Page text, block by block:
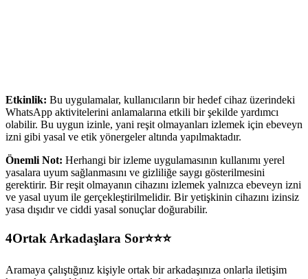
Etkinlik: Bu uygulamalar, kullanıcıların bir hedef cihaz üzerindeki
WhatsApp aktivitelerini anlamalarına etkili bir şekilde yardımcı
olabilir. Bu uygun izinle, yani reşit olmayanları izlemek için ebeveyn
izni gibi yasal ve etik yönergeler altında yapılmaktadır.
Önemli Not: Herhangi bir izleme uygulamasının kullanımı yerel
yasalara uyum sağlanmasını ve gizliliğe saygı gösterilmesini
gerektirir. Bir reşit olmayanın cihazını izlemek yalnızca ebeveyn izni
ve yasal uyum ile gerçekleştirilmelidir. Bir yetişkinin cihazını izinsiz
yasa dışıdır ve ciddi yasal sonuçlar doğurabilir.
4Ortak Arkadaşlara Sor⭐⭐⭐
Aramaya çalıştığınız kişiyle ortak bir arkadaşınıza onlarla iletişim